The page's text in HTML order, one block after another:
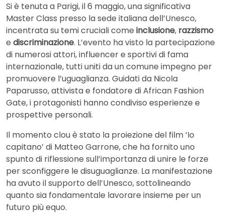
Si è tenuta a Parigi, il 6 maggio, una significativa
Master Class presso la sede italiana dell’Unesco,
incentrata su temi cruciali come inclusione, razzismo
e discriminazione. L’evento ha visto la partecipazione
di numerosi attori, influencer e sportivi di fama
internazionale, tutti uniti da un comune impegno per
promuovere l’uguaglianza. Guidati da Nicola
Paparusso, attivista e fondatore di African Fashion
Gate, i protagonisti hanno condiviso esperienze e
prospettive personali.
Il momento clou è stato la proiezione del film ‘Io
capitano’ di Matteo Garrone, che ha fornito uno
spunto di riflessione sull’importanza di unire le forze
per sconfiggere le disuguaglianze. La manifestazione
ha avuto il supporto dell’Unesco, sottolineando
quanto sia fondamentale lavorare insieme per un
futuro più equo.